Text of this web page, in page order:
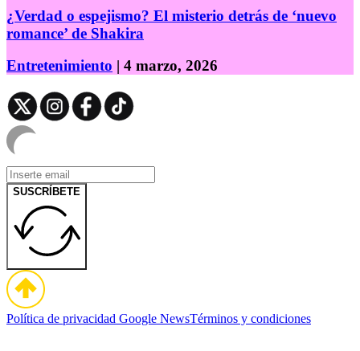
¿Verdad o espejismo? El misterio detrás de ‘nuevo
romance’ de Shakira
Entretenimiento | 4 marzo, 2026
SUSCRÍBETE
Política de privacidad Google NewsTérminos y condiciones